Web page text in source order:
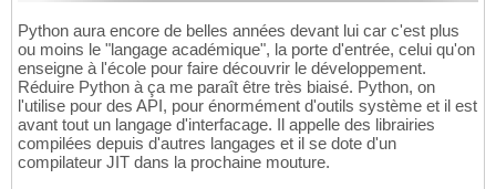
Python aura encore de belles années devant lui car c'est plus
ou moins le "langage académique", la porte d'entrée, celui qu'on
enseigne à l'école pour faire découvrir le développement.
Réduire Python à ça me paraît être très biaisé. Python, on
l'utilise pour des API, pour énormément d'outils système et il est
avant tout un langage d'interfacage. Il appelle des librairies
compilées depuis d'autres langages et il se dote d'un
compilateur JIT dans la prochaine mouture.